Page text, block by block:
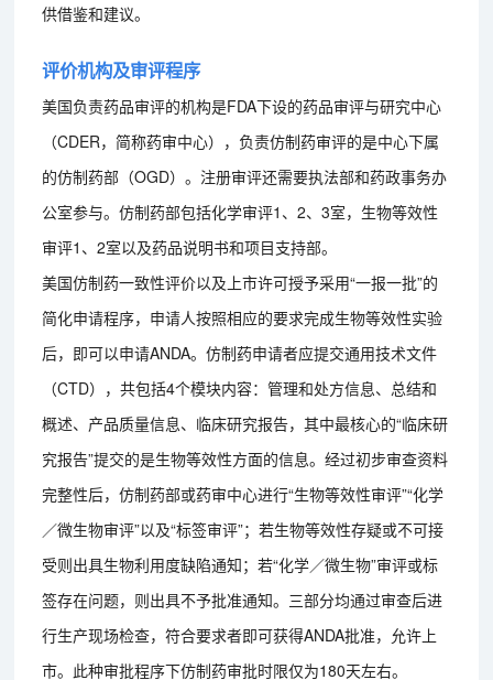
供借鉴和建议。
评价机构及审评程序
美国负责药品审评的机构是FDA下设的药品审评与研究中心
（CDER，简称药审中心），负责仿制药审评的是中心下属
的仿制药部（OGD）。注册审评还需要执法部和药政事务办
公室参与。仿制药部包括化学审评1、2、3室，生物等效性
审评1、2室以及药品说明书和项目支持部。
美国仿制药一致性评价以及上市许可授予采用“一报一批”的
简化申请程序，申请人按照相应的要求完成生物等效性实验
后，即可以申请ANDA。仿制药申请者应提交通用技术文件
（CTD），共包括4个模块内容：管理和处方信息、总结和
概述、产品质量信息、临床研究报告，其中最核心的“临床研
究报告”提交的是生物等效性方面的信息。经过初步审查资料
完整性后，仿制药部或药审中心进行“生物等效性审评”“化学
／微生物审评”以及“标签审评”；若生物等效性存疑或不可接
受则出具生物利用度缺陷通知；若“化学／微生物”审评或标
签存在问题，则出具不予批准通知。三部分均通过审查后进
行生产现场检查，符合要求者即可获得ANDA批准，允许上
市。此种审批程序下仿制药审批时限仅为180天左右。